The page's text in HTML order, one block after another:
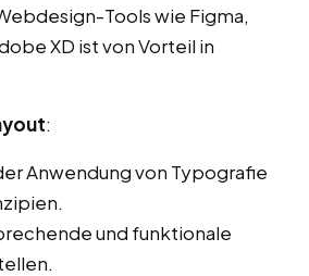
Tools wie Figma,
XD ist von Vorteil in
:
Anwendung von Typografie
und funktionale